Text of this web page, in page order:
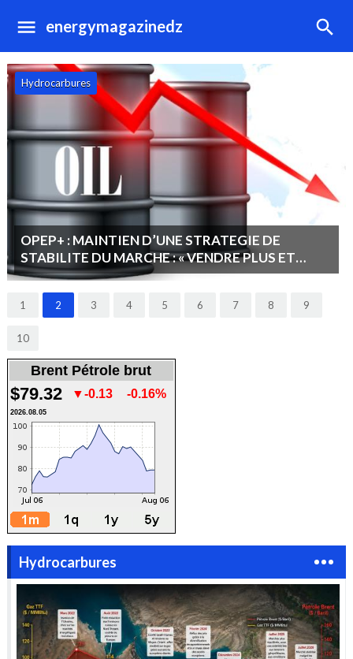
energymagazinedz
OPEP+ : MAINTIEN D’UNE STRATEGIE DE
STABILITE DU MARCHE : « VENDRE PLUS ET
MOINS CHER PLUTOT QUE MOINS ET CHER ».
Hydrocarbures
1 2 3 4 5 6 7 8 9
10
Brent Pétrole brut
$79.32 ▼-0.13 -0.16%
2026.08.05
Hydrocarbures